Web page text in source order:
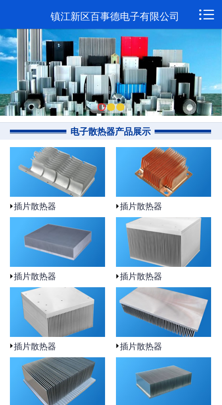
 网站首页
关于我们
新闻资讯
产品展示
联系我们
镇江新区百事德电子有限公司 
电子散热器产品展示
插片散热器 插片散热器
插片散热器 插片散热器
插片散热器 插片散热器